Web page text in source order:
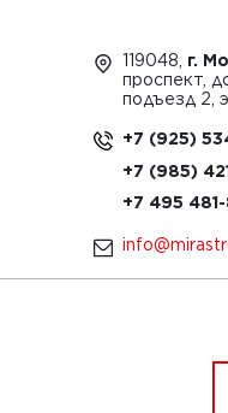
119048, г.
проспект,
подъезд 2,
+7 (925)
+7 (985)
+7 495